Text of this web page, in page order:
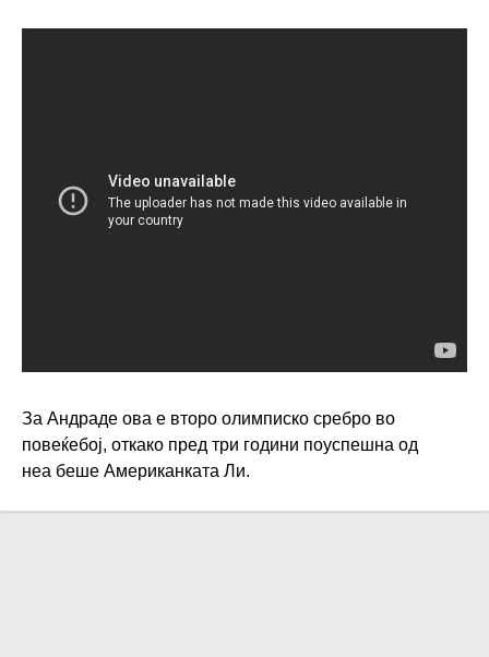
За Андраде ова е второ олимписко сребро во
повеќебој, откако пред три години поуспешна од
неа беше Американката Ли.